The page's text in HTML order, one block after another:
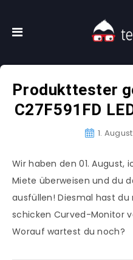
Produkttester
C27F591FD
1.
Wir haben den 01. August,
Miete überweisen und du
ausfüllen! Diesmal hast
schicken Curved-Monitor
Worauf wartest du noch?